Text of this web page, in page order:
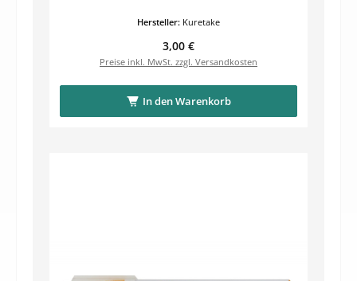
Hersteller: Kuretake
Regulärer Preis:
3,00 €
Preise inkl. MwSt. zzgl. Versandkosten
In den Warenkorb